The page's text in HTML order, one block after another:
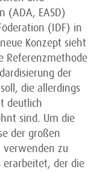
(ADA, EASD)
(IDF) in
Konzept sieht
Referenzmethode
der
die allerdings
deutlich
sind. Um die
der großen
verwenden zu
erarbeitet, der die